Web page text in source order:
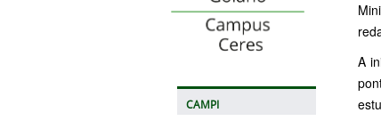
CAMPI
A